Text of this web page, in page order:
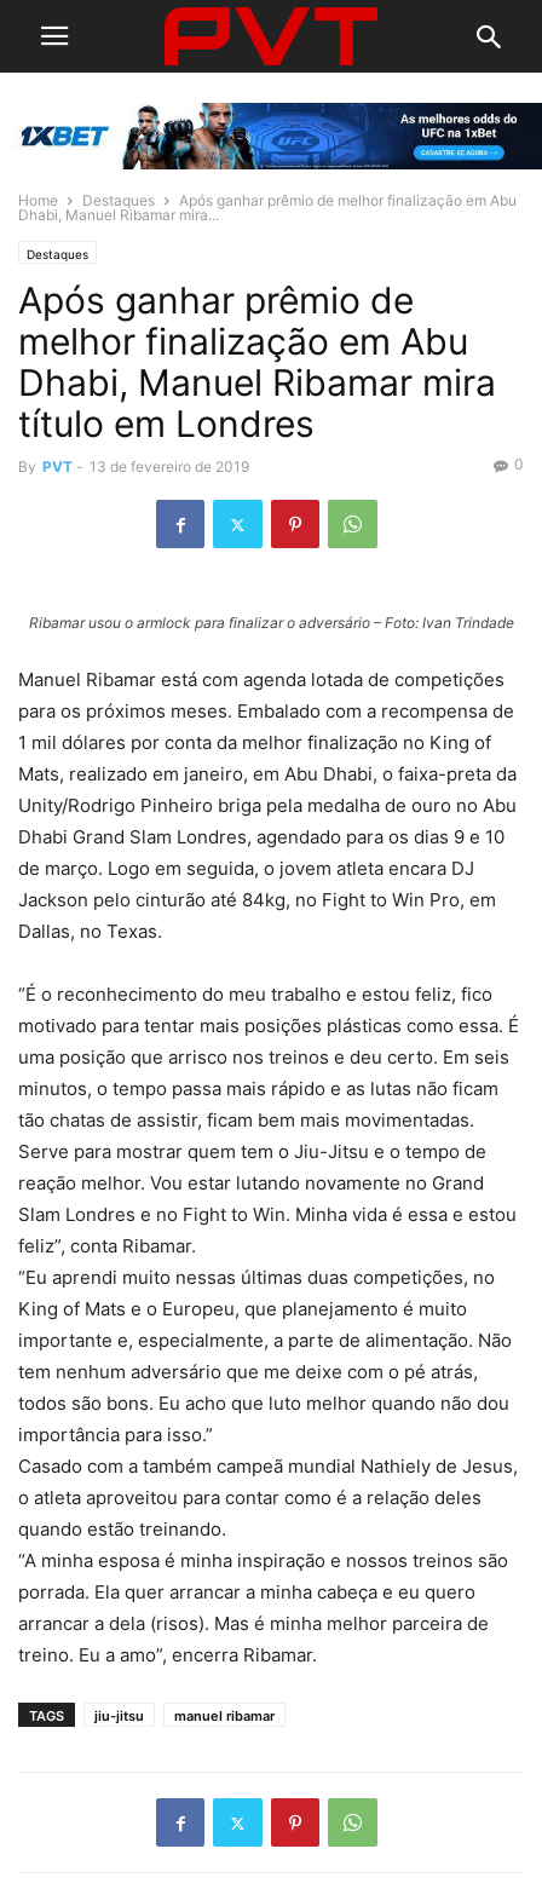
Home Destaques
Após ganhar prêmio de melhor finalização em Abu
Dhabi, Manuel Ribamar mira...
Destaques
Após ganhar prêmio de
melhor finalização em Abu
Dhabi, Manuel Ribamar mira
título em Londres
By PVT - 13 de fevereiro de 2019 0
Ribamar usou o armlock para finalizar o adversário – Foto: Ivan Trindade
Manuel Ribamar está com agenda lotada de competições
para os próximos meses. Embalado com a recompensa de
1 mil dólares por conta da melhor finalização no King of
Mats, realizado em janeiro, em Abu Dhabi, o faixa-preta da
Unity/Rodrigo Pinheiro briga pela medalha de ouro no Abu
Dhabi Grand Slam Londres, agendado para os dias 9 e 10
de março. Logo em seguida, o jovem atleta encara DJ
Jackson pelo cinturão até 84kg, no Fight to Win Pro, em
Dallas, no Texas.
“É o reconhecimento do meu trabalho e estou feliz, fico
motivado para tentar mais posições plásticas como essa. É
uma posição que arrisco nos treinos e deu certo. Em seis
minutos, o tempo passa mais rápido e as lutas não ficam
tão chatas de assistir, ficam bem mais movimentadas.
Serve para mostrar quem tem o Jiu-Jitsu e o tempo de
reação melhor. Vou estar lutando novamente no Grand
Slam Londres e no Fight to Win. Minha vida é essa e estou
feliz”, conta Ribamar.
“Eu aprendi muito nessas últimas duas competições, no
King of Mats e o Europeu, que planejamento é muito
importante e, especialmente, a parte de alimentação. Não
tem nenhum adversário que me deixe com o pé atrás,
todos são bons. Eu acho que luto melhor quando não dou
importância para isso.”
Casado com a também campeã mundial Nathiely de Jesus,
o atleta aproveitou para contar como é a relação deles
quando estão treinando.
“A minha esposa é minha inspiração e nossos treinos são
porrada. Ela quer arrancar a minha cabeça e eu quero
arrancar a dela (risos). Mas é minha melhor parceira de
treino. Eu a amo”, encerra Ribamar.
TAGS jiu-jitsu manuel ribamar